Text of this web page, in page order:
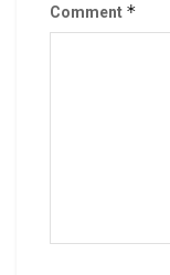
Comment *